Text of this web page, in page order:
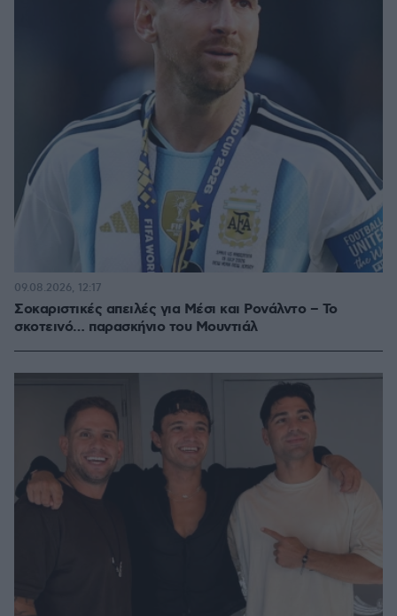
Σοκαριστικές απειλές για Μέσι και Ρονάλντο – Το
σκοτεινό… παρασκήνιο του Μουντιάλ
09.08.2026, 12:17